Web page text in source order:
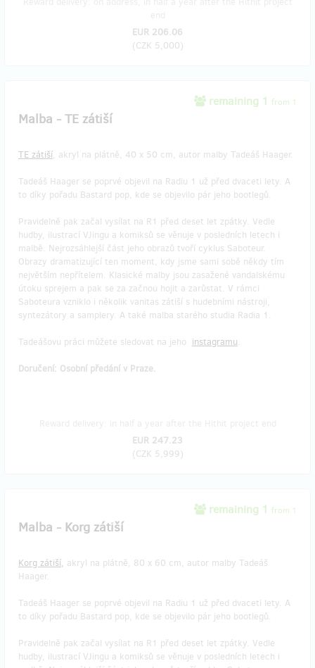
EUR 206.06
(CZK 5,000)
remaining 1 from 1
Malba - TE zátiší
TE zátiší, akryl na plátně, 40 x 50 cm, autor malby Tadeáš Haager.
Tadeáš Haager se poprvé objevil na Radiu 1 už před dvaceti lety. A
to díky pořadu Bastard pop, kde se objevilo pár jeho bootlegů.
Pravidelně pak začal vysílat na R1 před deset let zpátky. Vedle
hudby, ilustrací VJingu a komiksů se věnuje v posledních letech i
malbě. Nejrozsáhlejší část jeho obrazů tvoří cyklus Saboteur.
Obrazy dramatizující ten moment, kdy jsme sami sobě někdy tím
největším nepřítelem. Klasické malby jsou zasažené vandalskému
útoku sprejem a pak se za začnou hojit a zarůstat. V rámci
Saboteura vzniklo i několik vanitas zátiší s hudebními nástroji,
syntezátory a samplery. A také malba starého studia Radia 1.
Tadeášovu práci můžete sledovat na jeho instagramu.
Doručení: Osobní předání v Praze.
EUR 247.23
(CZK 5,999)
remaining 1 from 1
Malba - Korg zátiší
Korg zátiší, akryl na plátně, 80 x 60 cm, autor malby Tadeáš
Haager.
Tadeáš Haager se poprvé objevil na Radiu 1 už před dvaceti lety. A
to díky pořadu Bastard pop, kde se objevilo pár jeho bootlegů.
Pravidelně pak začal vysílat na R1 před deset let zpátky. Vedle
hudby, ilustrací VJingu a komiksů se věnuje v posledních letech i